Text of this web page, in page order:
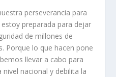
perseverancia para
preparada para dejar
de millones de
Porque lo que hacen pone
llevar a cabo para
nacional y debilita la